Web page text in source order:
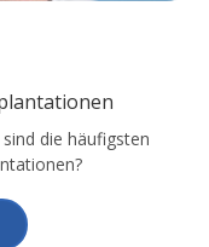
sind die häufigsten